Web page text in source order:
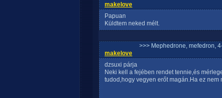
makelove
Papuan
Küldtem neked mélt.
>>> Mephedrone, mefedron,
makelove
dzsuxi párja
Neki kell a fejében rendet tennie,és
tudod,hogy vegyen erőt magán.Ha ez